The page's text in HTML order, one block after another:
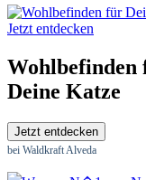
Jetzt entdecken
Wohlbefinden
Deine Katze
Jetzt entdecken
bei Waldkraft Alveda